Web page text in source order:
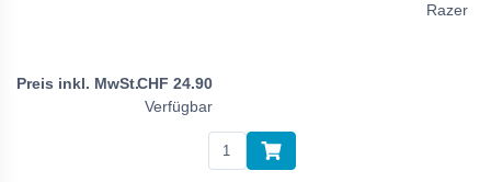
Razer
CHF 24.90
Verfügbar